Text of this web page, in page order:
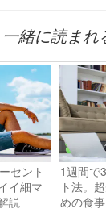
一緒に読まれ
セント
イ細マ
説
1週間で
ト法。
めの食